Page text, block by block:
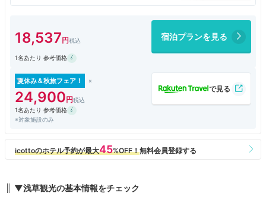
す。接客も良かったです。
18,537 宿泊プランを見る
1名あたり 参考価格
夏休み＆秋旅フェア！
24,900
1名あたり 参考価格
※対象施設のみ
▼浅草観光の基本情報をチェック